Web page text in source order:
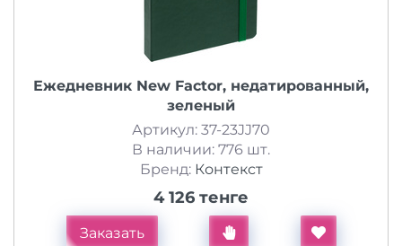
Ежедневник New Factor, недатированный,
зеленый
Артикул: 37-23JJ70
В наличии: 776 шт.
Бренд: Контекст
4 126 тенге
Заказать